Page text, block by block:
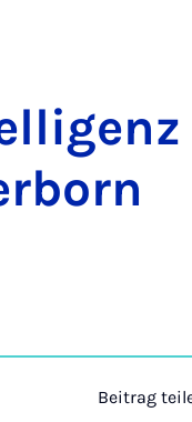
Beitrag